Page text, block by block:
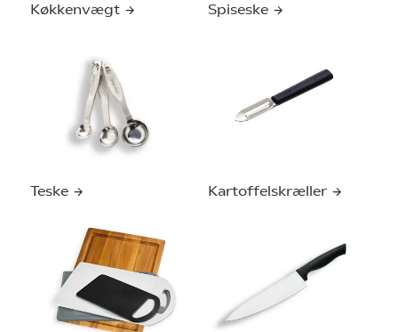
Køkkenvægt Spiseske
Teske Kartoffelskræller